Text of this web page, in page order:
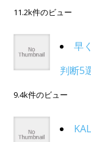
11.2k件のビュー
早
判断5
9.4k件のビュー